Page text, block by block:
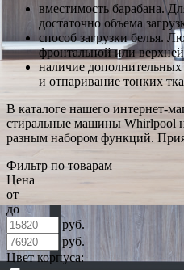
вместимость барабана.
достаточно объема
способ загрузки белья.
фронтальной или
наличие
и отпаривание тонких
В каталоге нашего интернет-
стиральные машины Whirlpool
разным набором функций.
Фильтр по товарам
Цена
от
до
руб.
руб.
Цвет корпуса: